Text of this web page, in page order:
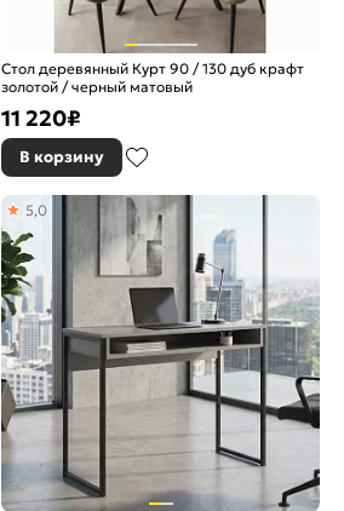
Стол деревянный Курт 90 / 130 дуб крафт
золотой / черный матовый
11 220₽
В корзину
5,0